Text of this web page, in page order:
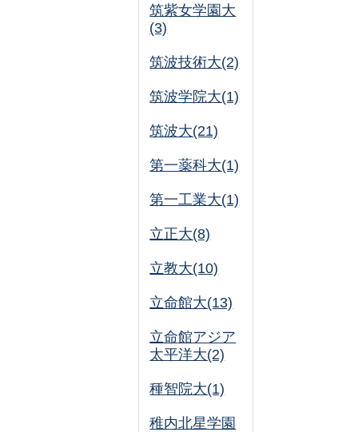
筑紫女学園大
(3)
筑波技術大(2)
筑波学院大(1)
筑波大(21)
第一薬科大(1)
第一工業大(1)
立正大(8)
立教大(10)
立命館大(13)
立命館アジア
太平洋大(2)
種智院大(1)
稚内北星学園